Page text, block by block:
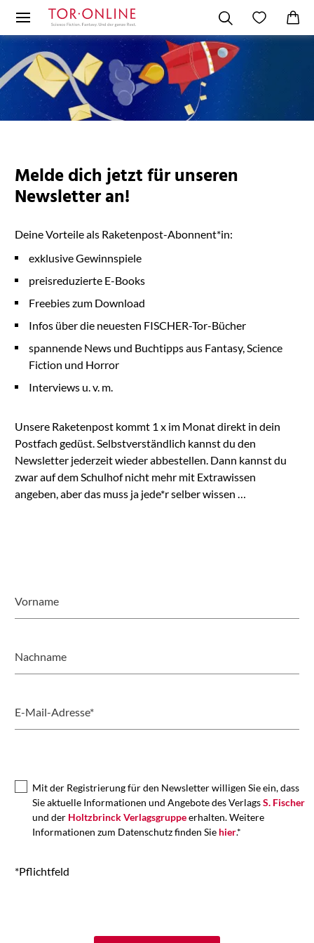
Melde dich jetzt für unseren
Newsletter an!
Deine Vorteile als Raketenpost-Abonnent*in:
exklusive Gewinnspiele
preisreduzierte E-Books
Freebies zum Download
Infos über die neuesten FISCHER-Tor-Bücher
spannende News und Buchtipps aus Fantasy, Science
Fiction und Horror
Interviews u. v. m.
Unsere Raketenpost kommt 1 x im Monat direkt in dein
Postfach gedüst. Selbstverständlich kannst du den
Newsletter jederzeit wieder abbestellen. Dann kannst du
zwar auf dem Schulhof nicht mehr mit Extrawissen
angeben, aber das muss ja jede*r selber wissen …
Vorname
Nachname
E-Mail-Adresse*
Mit der Registrierung für den Newsletter willigen Sie ein, dass
Sie aktuelle Informationen und Angebote des VerlagsS. Fischer
und der Holtzbrinck Verlagsgruppeerhalten. Weitere
Informationen zum Datenschutz finden Sie hier.*
*Pflichtfeld